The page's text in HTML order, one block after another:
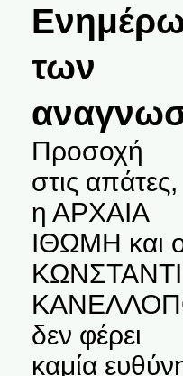
των
Προσοχή
στις απάτες,
η ΑΡΧΑΙΑ
ΙΘΩΜΗ και
δεν φέρει
καμία